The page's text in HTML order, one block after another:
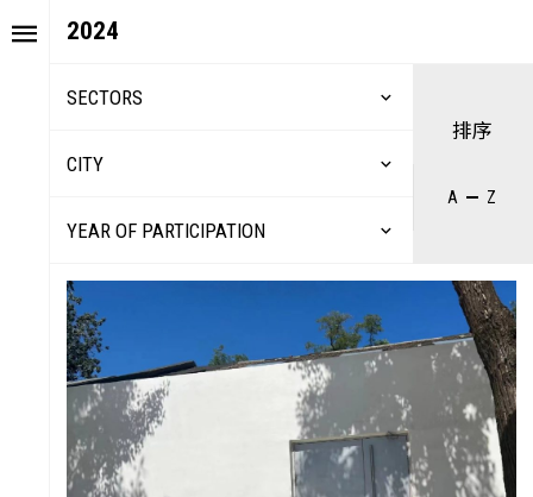
2024
SECTORS
CITY
YEAR OF PARTICIPATION
排序
A Z